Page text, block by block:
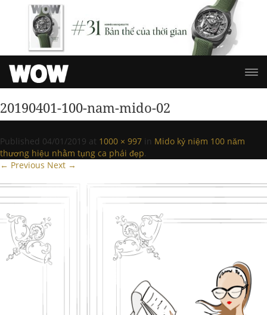
20190401-100-nam-mido-02
Published 04/01/2019 at 1000 × 997 in Mido kỷ niệm 100 năm
thương hiệu nhằm tụng ca phái đẹp.
← Previous Next →